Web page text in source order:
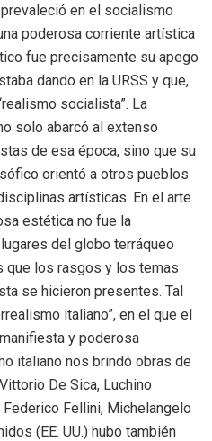
en el socialismo
poderosa corriente artística
fue precisamente su apego
dando en la URSS y que,
socialista”. La
solo abarcó al extenso
de esa época, sino que su
orientó a otros pueblos
artísticas. En el arte
estética no fue la
del globo terráqueo
que los rasgos y los temas
se hicieron presentes. Tal
italiano”, en el que el
y poderosa
italiano nos brindó obras de
De Sica, Luchino
Fellini, Michelangelo
(EE. UU.) hubo también